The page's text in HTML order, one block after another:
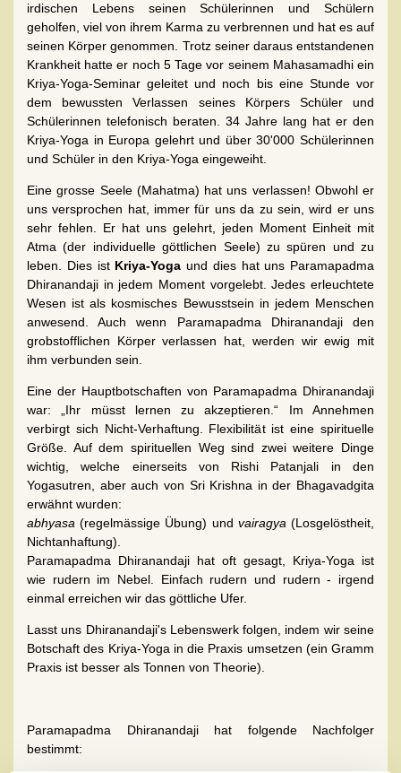
irdischen Lebens seinen Schülerinnen und Schülern
geholfen, viel von ihrem Karma zu verbrennen und hat es auf
seinen Körper genommen. Trotz seiner daraus entstandenen
Krankheit hatte er noch 5 Tage vor seinem Mahasamadhi ein
Kriya-Yoga-Seminar geleitet und noch bis eine Stunde vor
dem bewussten Verlassen seines Körpers Schüler und
Schülerinnen telefonisch beraten. 34 Jahre lang hat er den
Kriya-Yoga in Europa gelehrt und über 30'000 Schülerinnen
und Schüler in den Kriya-Yoga eingeweiht.
Eine grosse Seele (Mahatma) hat uns verlassen! Obwohl er
uns versprochen hat, immer für uns da zu sein, wird er uns
sehr fehlen. Er hat uns gelehrt, jeden Moment Einheit mit
Atma (der individuelle göttlichen Seele) zu spüren und zu
leben. Dies ist Kriya-Yoga und dies hat uns Paramapadma
Dhiranandaji in jedem Moment vorgelebt. Jedes erleuchtete
Wesen ist als kosmisches Bewusstsein in jedem Menschen
anwesend. Auch wenn Paramapadma Dhiranandaji den
grobstofflichen Körper verlassen hat, werden wir ewig mit
ihm verbunden sein.
Eine der Hauptbotschaften von Paramapadma Dhiranandaji
war: „Ihr müsst lernen zu akzeptieren.“ Im Annehmen
verbirgt sich Nicht-Verhaftung. Flexibilität ist eine spirituelle
Größe. Auf dem spirituellen Weg sind zwei weitere Dinge
wichtig, welche einerseits von Rishi Patanjali in den
Yogasutren, aber auch von Sri Krishna in der Bhagavadgita
erwähnt wurden:
abhyasa (regelmässige Übung) und vairagya(Losgelöstheit,
Nichtanhaftung).
Paramapadma Dhiranandaji hat oft gesagt, Kriya-Yoga ist
wie rudern im Nebel. Einfach rudern und rudern - irgend
einmal erreichen wir das göttliche Ufer.
Lasst uns Dhiranandaji's Lebenswerk folgen, indem wir seine
Botschaft des Kriya-Yoga in die Praxis umsetzen (ein Gramm
Praxis ist besser als Tonnen von Theorie).
Paramapadma Dhiranandaji hat folgende Nachfolger
bestimmt: